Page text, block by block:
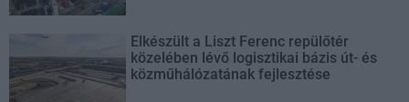
Elkészült a Liszt Ferenc repülőtér
közelében lévő logisztikai bázis út- és
közműhálózatának fejlesztése